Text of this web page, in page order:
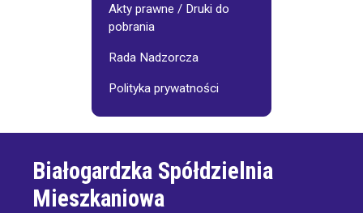
Akty prawne / Druki do
pobrania
Rada Nadzorcza
Polityka prywatności
Białogardzka Spółdzielnia
Mieszkaniowa